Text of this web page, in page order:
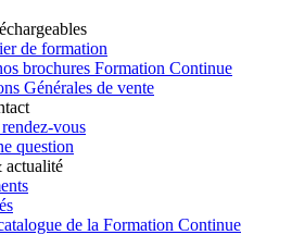
de formation
brochures Formation Continue
Générales de vente
vous
question
actualité
de la Formation Continue